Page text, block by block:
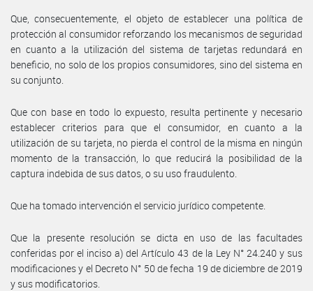
Que, consecuentemente, el objeto de establecer una política de
protección al consumidor reforzando los mecanismos de seguridad
en cuanto a la utilización del sistema de tarjetas redundará en
beneficio, no solo de los propios consumidores, sino del sistema en
su conjunto.
Que con base en todo lo expuesto, resulta pertinente y necesario
establecer criterios para que el consumidor, en cuanto a la
utilización de su tarjeta, no pierda el control de la misma en ningún
momento de la transacción, lo que reducirá la posibilidad de la
captura indebida de sus datos, o su uso fraudulento.
Que ha tomado intervención el servicio jurídico competente.
Que la presente resolución se dicta en uso de las facultades
conferidas por el inciso a) del Artículo 43 de la Ley N° 24.240 y sus
modificaciones y el Decreto N° 50 de fecha 19 de diciembre de 2019
y sus modificatorios.